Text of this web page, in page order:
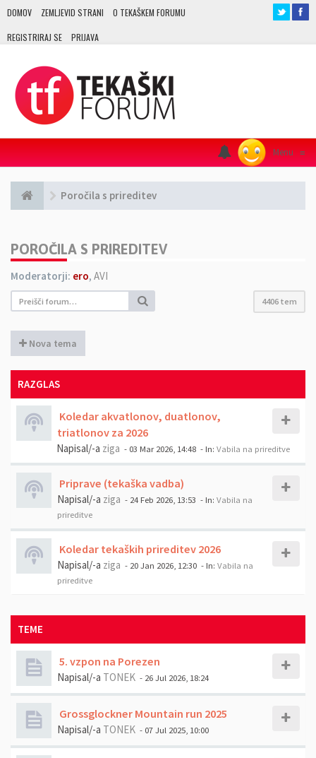
DOMOV ZEMLJEVID STRANI O TEKAŠKEM FORUMU
REGISTRIRAJ SE PRIJAVA
Menu ≡
Poročila s prireditev
POROČILA S PRIREDITEV
Moderatorji: ero, AVI
4406 tem
Nova tema
RAZGLAS
Koledar akvatlonov, duatlonov,
triatlonov za 2026
Napisal/-a ziga - 03 Mar 2026, 14:48 - In: Vabila na prireditve
Priprave (tekaška vadba)
Napisal/-a ziga - 24 Feb 2026, 13:53 - In: Vabila na
prireditve
Koledar tekaških prireditev 2026
Napisal/-a ziga - 20 Jan 2026, 12:30 - In: Vabila na
prireditve
TEME
5. vzpon na Porezen
Napisal/-a TONEK - 26 Jul 2026, 18:24
Grossglockner Mountain run 2025
Napisal/-a TONEK - 07 Jul 2025, 10:00